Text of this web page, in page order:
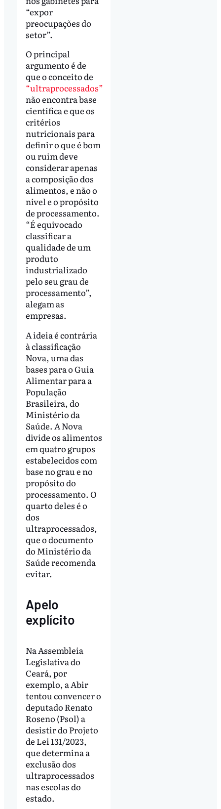
“expor
preocupações do
setor”.
O principal
argumento é de
que o conceito de
“ultraprocessados”
não encontra base
científica e que os
critérios
nutricionais para
definir o que é bom
ou ruim deve
considerar apenas
a composição dos
alimentos, e não o
nível e o propósito
de processamento.
“É equivocado
classificar a
qualidade de um
produto
industrializado
pelo seu grau de
processamento”,
alegam as
empresas.
A ideia é contrária
à classificação
Nova, uma das
bases para o Guia
Alimentar para a
População
Brasileira, do
Ministério da
Saúde. A Nova
divide os alimentos
em quatro grupos
estabelecidos com
base no grau e no
propósito do
processamento. O
quarto deles é o
dos
ultraprocessados,
que o documento
do Ministério da
Saúde recomenda
evitar.
Apelo
explícito
Na Assembleia
Legislativa do
Ceará, por
exemplo, a Abir
tentou convencer o
deputado Renato
Roseno (Psol) a
desistir do Projeto
de Lei 131/2023,
que determina a
exclusão dos
ultraprocessados
nas escolas do
estado.